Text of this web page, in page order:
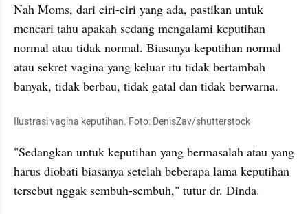
Nah Moms, dari ciri-ciri yang ada, pastikan untuk
mencari tahu apakah sedang mengalami keputihan
normal atau tidak normal. Biasanya keputihan normal
atau sekret vagina yang keluar itu tidak bertambah
banyak, tidak berbau, tidak gatal dan tidak berwarna.
Ilustrasi vagina keputihan. Foto: DenisZav/shutterstock
"Sedangkan untuk keputihan yang bermasalah atau yang
harus diobati biasanya setelah beberapa lama keputihan
tersebut nggak sembuh-sembuh," tutur dr. Dinda.